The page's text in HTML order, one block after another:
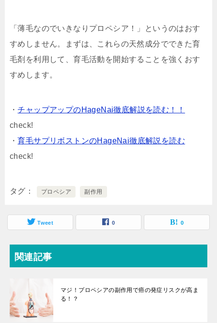
「薄毛なのでいきなりプロペシア！」というのはおす
すめしません。まずは、これらの天然成分でできた育
毛剤を利用して、育毛活動を開始することを強くおす
すめします。
・チャップアップのHageNai徹底解説を読む！！
check!
・育毛サプリボストンのHageNai徹底解説を読む
check!
タグ プロペシア 副作用
Tweet 0 0
関連記事
マジ！プロペシアの副作用で癌の発症リスクが高ま
る！？